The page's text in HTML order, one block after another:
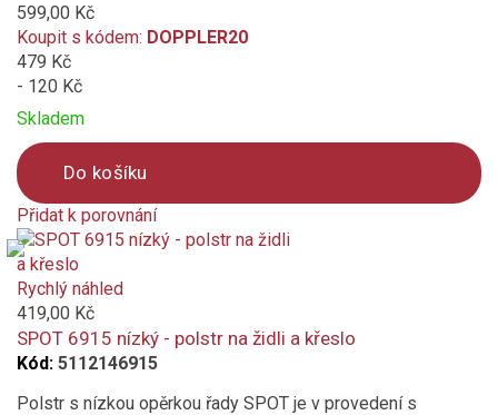
599,00 Kč
Koupit s kódem: DOPPLER20
479 Kč
- 120 Kč
Skladem
Do košíku
Přidat k porovnání
Product
is
added
to
compare
Rychlý náhled
419,00 Kč
SPOT 6915 nízký - polstr na židli a křeslo
Kód: 5112146915
Polstr s nízkou opěrkou řady SPOT je v provedení s